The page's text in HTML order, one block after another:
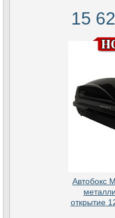
15
Автобокс
открытие